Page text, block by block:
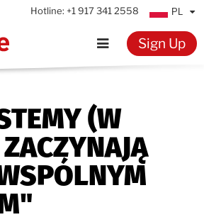
Hotline: +1 917 341 2558 PL
Features
Testimonials
Pricing
Sign Up
(W